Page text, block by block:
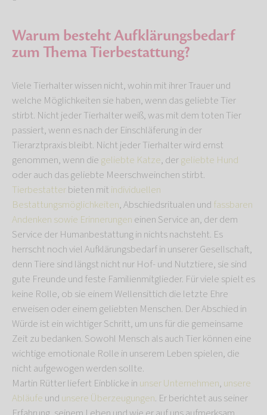
Warum besteht Aufklärungsbedarf
zum Thema Tierbestattung?
Viele Tierhalter wissen nicht, wohin mit ihrer Trauer und
welche Möglichkeiten sie haben, wenn das geliebte Tier
stirbt. Nicht jeder Tierhalter weiß, was mit dem toten Tier
passiert, wenn es nach der Einschläferung in der
Tierarztpraxis bleibt. Nicht jeder Tierhalter wird ernst
genommen, wenn die geliebte Katze, dergeliebte Hund
oder auch das geliebte Meerschweinchen stirbt.
Tierbestatterbieten mit individuellen
Bestattungsmöglichkeiten, Abschiedsritualen und fassbaren
Andenken sowie Erinnerungen einen Service an, der dem
Service der Humanbestattung in nichts nachsteht. Es
herrscht noch viel Aufklärungsbedarf in unserer Gesellschaft,
denn Tiere sind längst nicht nur Hof- und Nutztiere, sie sind
gute Freunde und feste Familienmitglieder. Für viele spielt es
keine Rolle, ob sie einem Wellensittich die letzte Ehre
erweisen oder einem geliebten Menschen. Der Abschied in
Würde ist ein wichtiger Schritt, um uns für die gemeinsame
Zeit zu bedanken. Sowohl Mensch als auch Tier können eine
wichtige emotionale Rolle in unserem Leben spielen, die
nicht aufgewogen werden sollte.
Martin Rütter liefert Einblicke in unser Unternehmen, unsere
Abläufe und unsere Überzeugungen. Er berichtet aus seiner